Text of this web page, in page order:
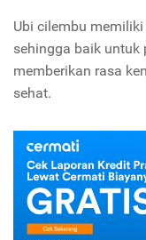
Ubi cilembu
sehingga baik untuk
memberikan rasa
sehat.